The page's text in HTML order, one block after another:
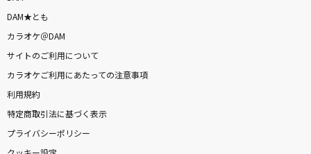
DAM★とも
カラオケ＠DAM
サイトのご利用について
カラオケご利用にあたっての注意事項
利用規約
特定商取引法に基づく表示
プライバシーポリシー